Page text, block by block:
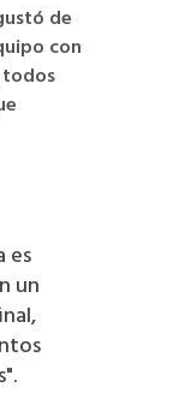
de
con
todos
es
un